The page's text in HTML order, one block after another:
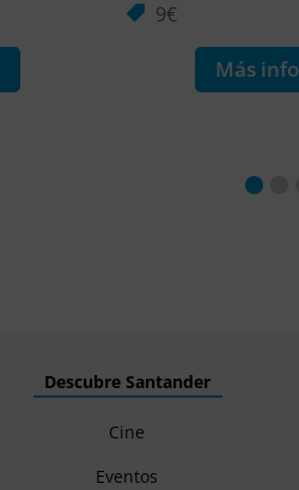
9€
Más
Descubre Santander
Cine
Eventos